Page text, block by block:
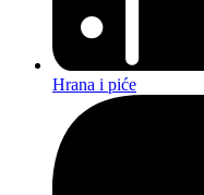
Hrana i piće